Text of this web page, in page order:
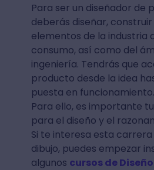
Para ser un diseñador de
deberás diseñar,
elementos de la industria
consumo, así como del
ingeniería. Tendrás que
producto desde la idea
puesta en funcionamiento.
Para ello, es importante
para el diseño y el
Si te interesa esta
dibujo, puedes empezar
algunos cursos de